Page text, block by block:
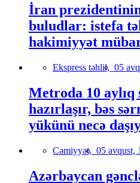
İran
buludlar: istefa
hakimiyyət
Ekspress təhlil, 05
Metroda 10 aylıq
hazırlaşır, bəs
yükünü necə
Cəmiyyət, 05 avqust,
Azərbaycan